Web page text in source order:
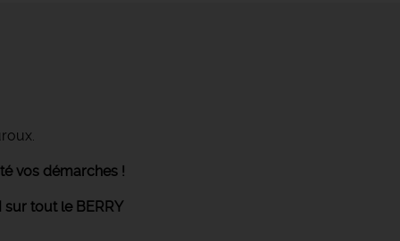
vos démarches !
tout le BERRY